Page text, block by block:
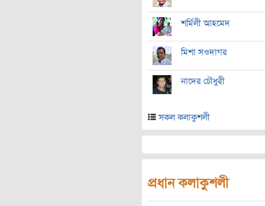
শর্মিলী আহমেদ
মিশা সওদাগর
নাদের চৌধুরী
সকল কলাকুশলী
প্রধান কলাকুশলী